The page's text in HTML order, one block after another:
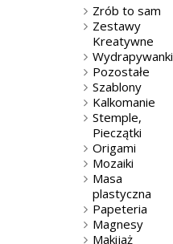
Zrób to sam
Zestawy
Kreatywne
Wydrapywanki
Pozostałe
Szablony
Kalkomanie
Stemple,
Pieczątki
Origami
Mozaiki
Masa
plastyczna
Papeteria
Magnesy
Makijaż